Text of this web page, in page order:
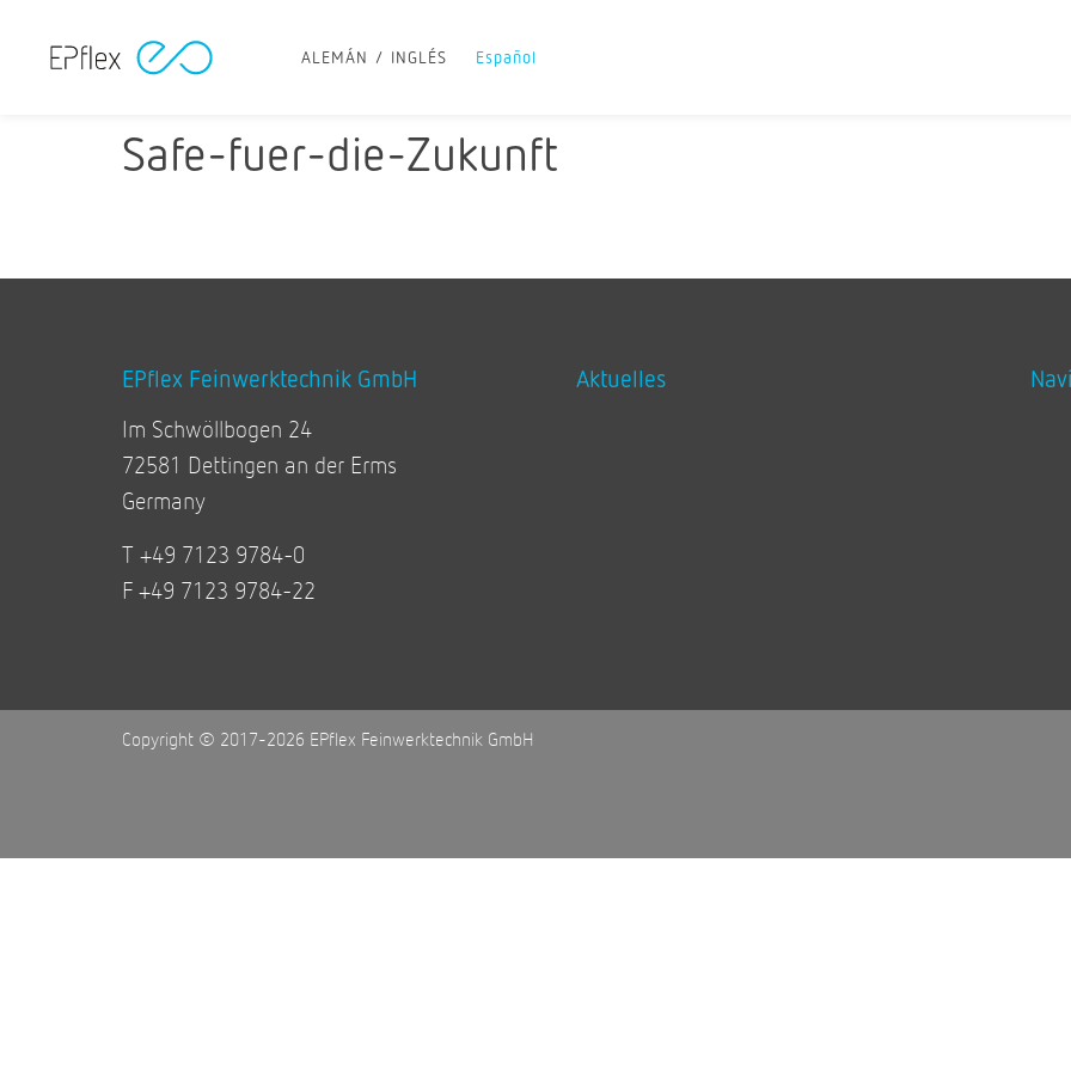
ALEMÁN INGLÉS Español
Safe-fuer-die-Zukunft
EPflex Feinwerktechnik GmbH
Im Schwöllbogen 24
72581 Dettingen an der Erms
Germany
T +49 7123 9784-0
F +49 7123 9784-22
Aktuelles
Copyright © 2017-2026 EPflex Feinwerktechnik GmbH